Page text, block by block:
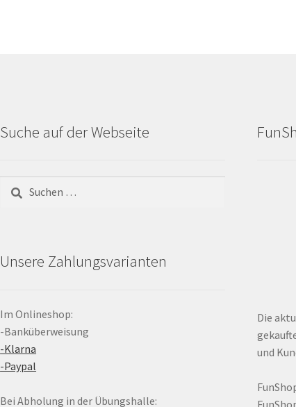
Suche auf der Webseite
nach:
Unsere Zahlungsvarianten
Im Onlineshop:
-Banküberweisung
-Klarna
-Paypal
Bei Abholung in der Übungshalle:
Die
und